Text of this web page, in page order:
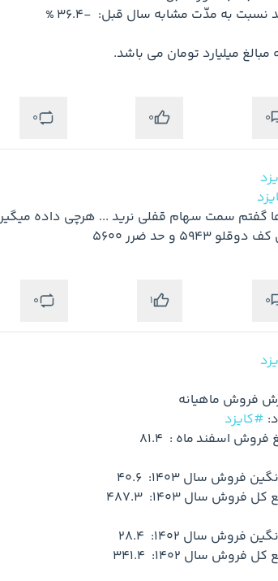
مبالغ میلیارد تومان می باشد.
0
0
0
5943 و حد ضرر 5600
0
1
0
#کایزد